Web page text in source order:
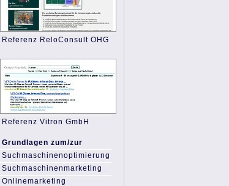
Referenz ReloConsult OHG
Referenz Vitron GmbH
Grundlagen zum/zur
Suchmaschinenoptimierung
Suchmaschinenmarketing
Onlinemarketing